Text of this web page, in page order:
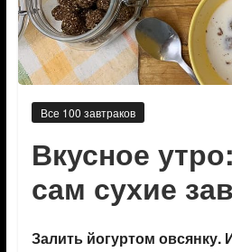
Все 100 завтраков
Вкусное
сам сухие
Залить йогуртом овсянку.